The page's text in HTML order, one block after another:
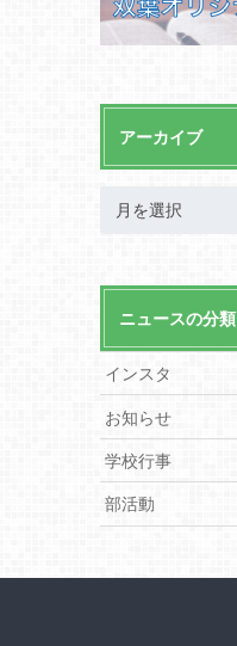
アーカイブ
ニュースの分類
インスタ
お知らせ
学校行事
部活動